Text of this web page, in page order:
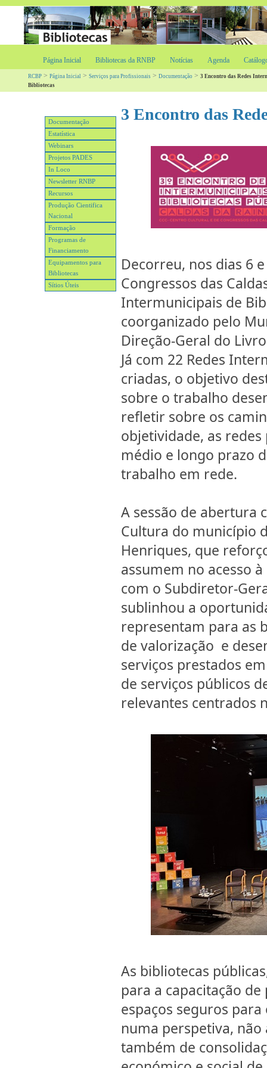
Página Inicial Bibliotecas da RNBP Notícias Agenda
RCBP > Página Inicial > Serviços para Profissionais > Documentação > 3 Encontro das Redes
Bibliotecas
Documentação
Estatística
Webinars
Projetos PADES
In Loco
Newsletter RNBP
Recursos
Produção Cientifica
Nacional
Formação
Programas de
Financiamento
Equipamentos para
Bibliotecas
Sítios Úteis
3 Encontro das
Decorreu, nos dias 6
Congressos das
Intermunicipais de
coorganizado pelo
Direção-Geral do
Já com 22 Redes
criadas, o objetivo
sobre o trabalho
refletir sobre os
objetividade, as
médio e longo prazo
trabalho em rede.
A sessão de abertura
Cultura do município
Henriques, que
assumem no acesso
com o Subdiretor-
sublinhou a
representam para as
de valorização e
serviços prestados
de serviços públicos
relevantes centrados
As bibliotecas
para a capacitação
espaços seguros
numa perspetiva,
também de